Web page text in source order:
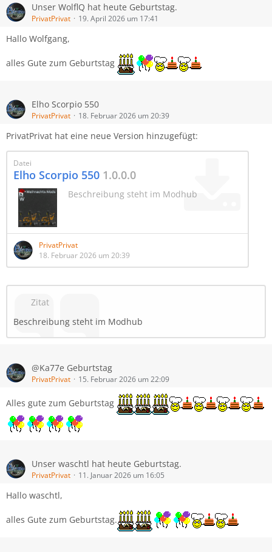
Unser WolflQ hat heute Geburtstag.
PrivatPrivat 19. April 2026 um 17:41
Hallo Wolfgang,
alles Gute zum Geburtstag
Elho Scorpio 550
PrivatPrivat 18. Februar 2026 um 20:39
PrivatPrivat hat eine neue Version hinzugefügt:
Datei
Elho Scorpio 550 1.0.0.0
Beschreibung steht im Modhub
PrivatPrivat
18. Februar 2026 um 20:39
Zitat
Beschreibung steht im Modhub
@Ka77e Geburtstag
PrivatPrivat 15. Februar 2026 um 22:09
Alles gute zum Geburtstag
Unser waschtl hat heute Geburtstag.
PrivatPrivat 11. Januar 2026 um 16:05
Hallo waschtl,
alles Gute zum Geburtstag.